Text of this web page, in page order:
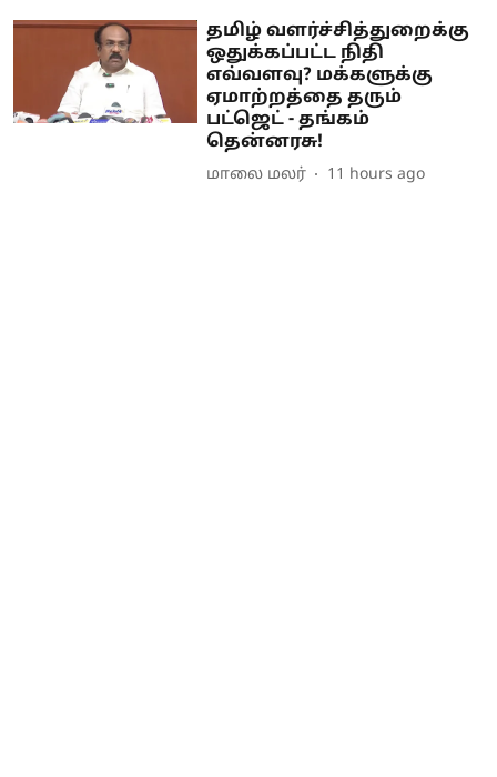
தமிழ் வளர்ச்சித்துறைக்கு
ஒதுக்கப்பட்ட நிதி
எவ்வளவு? மக்களுக்கு
ஏமாற்றத்தை தரும்
பட்ஜெட் - தங்கம்
தென்னரசு!
மாலை மலர் 11 hours ago